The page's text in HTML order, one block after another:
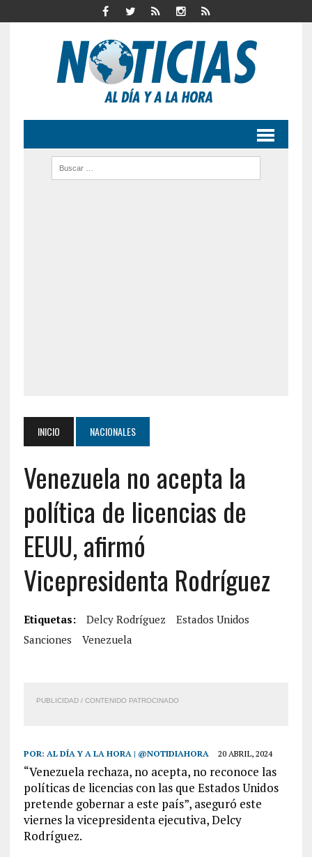
INICIO NACIONALES
Venezuela no acepta la
política de licencias de
EEUU, afirmó
Vicepresidenta Rodríguez
Etiquetas: Delcy Rodríguez
Estados Unidos
Sanciones
Venezuela
PUBLICIDAD / CONTENIDO PATROCINADO
POR: AL DÍA Y A LA HORA | @NOTIDIAHORA 20 ABRIL, 2024
“Venezuela rechaza, no acepta, no reconoce las
políticas de licencias con las que Estados Unidos
pretende gobernar a este país”, aseguró este
viernes la vicepresidenta ejecutiva, Delcy
Rodríguez.